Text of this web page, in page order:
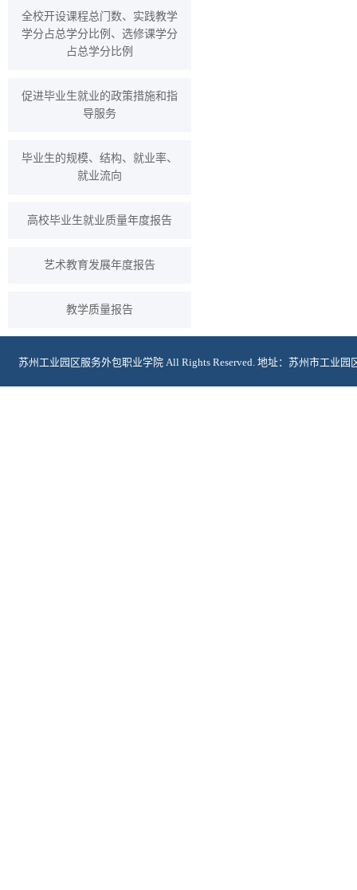
全校开设课程总门数、实践教学
学分占总学分比例、选修课学分
占总学分比例
促进毕业生就业的政策措施和指
导服务
毕业生的规模、结构、就业率、
就业流向
高校毕业生就业质量年度报告
艺术教育发展年度报告
教学质量报告
苏州工业园区服务外包职业学院 All Rights Reserved. 地址：苏州市工业